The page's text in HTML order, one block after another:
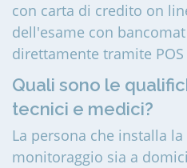
con carta di credito on
dell'esame con
direttamente tramite
Quali sono le
tecnici e medici?
La persona che installa
monitoraggio sia a